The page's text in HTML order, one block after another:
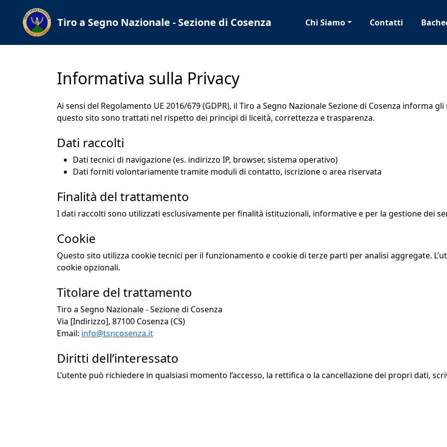
Tiro a Segno Nazionale - Sezione di Cosenza Chi Siamo Contatti
Informativa sulla Privacy
Ai sensi del Regolamento UE 2016/679 (GDPR), il Tiro a Segno Nazionale Sezione di Cosenza informa
questo sito sono trattati nel rispetto dei principi di liceità, correttezza e trasparenza.
Dati raccolti
Dati tecnici di navigazione (es. indirizzo IP, browser, sistema operativo)
Dati forniti volontariamente tramite moduli di contatto, iscrizione o area riservata
Finalità del trattamento
I dati raccolti sono utilizzati esclusivamente per finalità istituzionali, informative e per la gestione dei
Cookie
Questo sito utilizza cookie tecnici per il funzionamento e cookie di terze parti per analisi aggregate.
cookie opzionali.
Titolare del trattamento
Tiro a Segno Nazionale - Sezione di Cosenza
Via [Indirizzo], 87100 Cosenza (CS)
Email: info@tsncosenza.it
Diritti dell’interessato
L’utente può richiedere in qualsiasi momento l’accesso, la rettifica o la cancellazione dei propri dati,